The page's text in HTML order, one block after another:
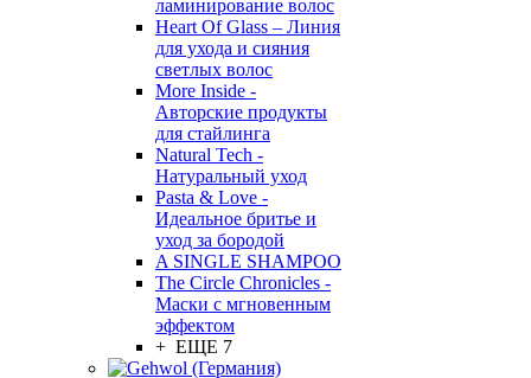
ламинирование волос
Heart Of Glass – Линия
для ухода и сияния
светлых волос
More Inside -
Авторские продукты
для стайлинга
Natural Tech -
Натуральный уход
Pasta & Love -
Идеальное бритье и
уход за бородой
A SINGLE SHAMPOO
The Circle Chronicles -
Маски с мгновенным
эффектом
+ ЕЩЕ 7